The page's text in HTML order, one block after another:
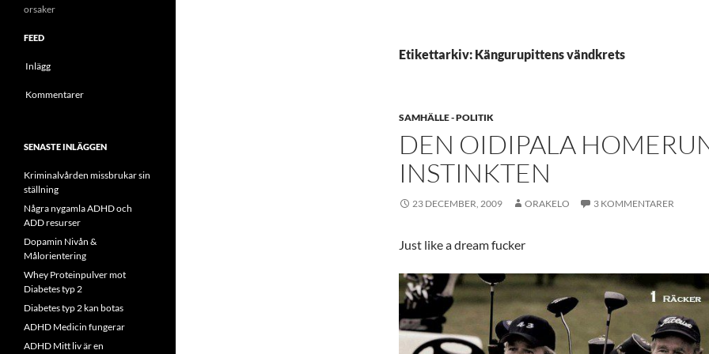
Etikettarkiv: Kängurupittens vändkrets
SAMHÄLLE - POLITIK
DEN OIDIPALA
INSTINKTEN
23 DECEMBER, 2009 ORAKELO 3 KOMMENTARER
Just like a dream fucker
orsaker
FEED
Inlägg
Kommentarer
SENASTE INLÄGGEN
Kriminalvården missbrukar sin
ställning
Några nygamla ADHD och
ADD resurser
Dopamin Nivån &
Målorientering
Whey Proteinpulver mot
Diabetes typ 2
Diabetes typ 2 kan botas
ADHD Medicin fungerar
ADHD Mitt liv är en